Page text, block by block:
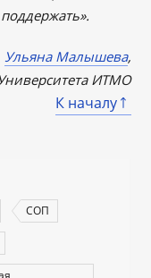
Ульяна Малышева,
ИТМО
К началу
СОП